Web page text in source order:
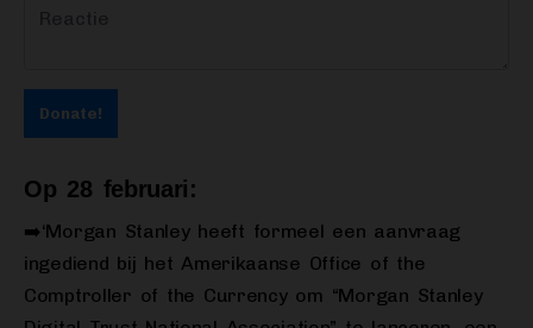
Donate!
Op 28 februari:
➡️‘Morgan Stanley heeft formeel een aanvraag
ingediend bij het Amerikaanse Office of the
Comptroller of the Currency om “Morgan Stanley